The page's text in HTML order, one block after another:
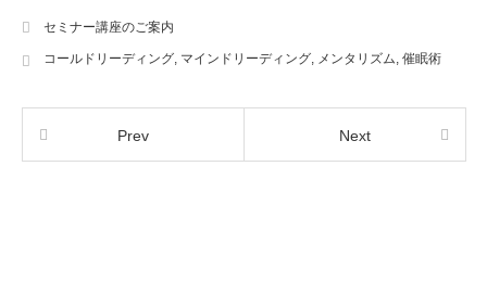
セミナー講座のご案内
コールドリーディング マインドリーディング メンタリズム 催眠術
Prev Next